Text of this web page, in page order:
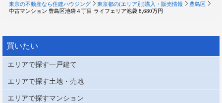
東京の不動産なら住建ハウジング 東京都の(エリア別)購入・販売情報
豊島区
中古マンション 豊島区池袋４丁目 ライフェリア池袋 8,680万円
買いたい
エリアで探す一戸建て
エリアで探す土地・売地
エリアで探すマンション